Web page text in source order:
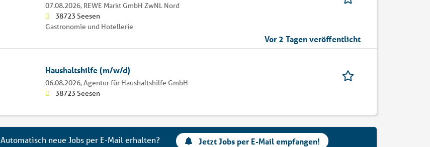
07.08.2026, REWE Markt GmbH ZwNL Nord
38723 Seesen
Gastronomie und Hotellerie
Vor 2 Tagen veröffentlicht
Haushaltshilfe (m/w/d)
06.08.2026,Agentur für Haushaltshilfe GmbH
38723 Seesen
Automatisch neue Jobs per E-Mail erhalten? Jetzt Jobs per E-Mail empfangen!